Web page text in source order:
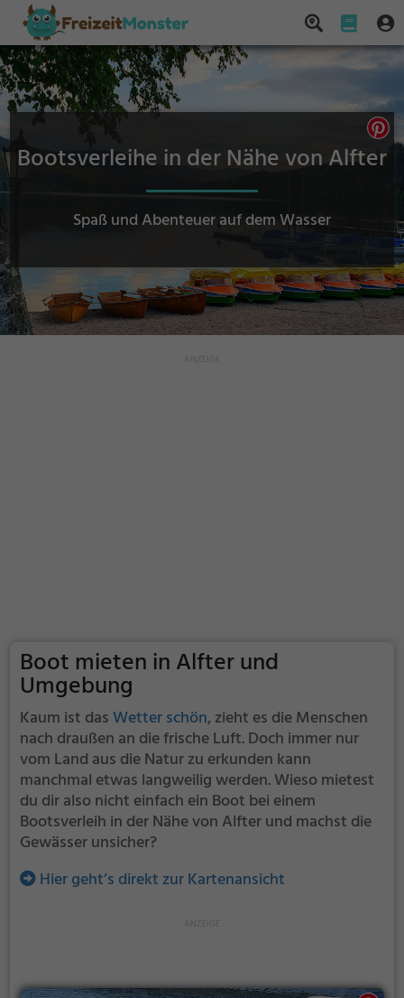
Bootsverleihe in der Nähe von Alfter
Spaß und Abenteuer auf dem Wasser
Boot mieten in Alfter und
Umgebung
Kaum ist dasWetter schön, zieht es die Menschen
nach draußen an die frische Luft. Doch immer nur
vom Land aus die Natur zu erkunden kann
manchmal etwas langweilig werden. Wieso mietest
du dir also nicht einfach ein Boot bei einem
Bootsverleih in der Nähe von Alfter und machst die
Gewässer unsicher?
Hier geht’s direkt zur Kartenansicht